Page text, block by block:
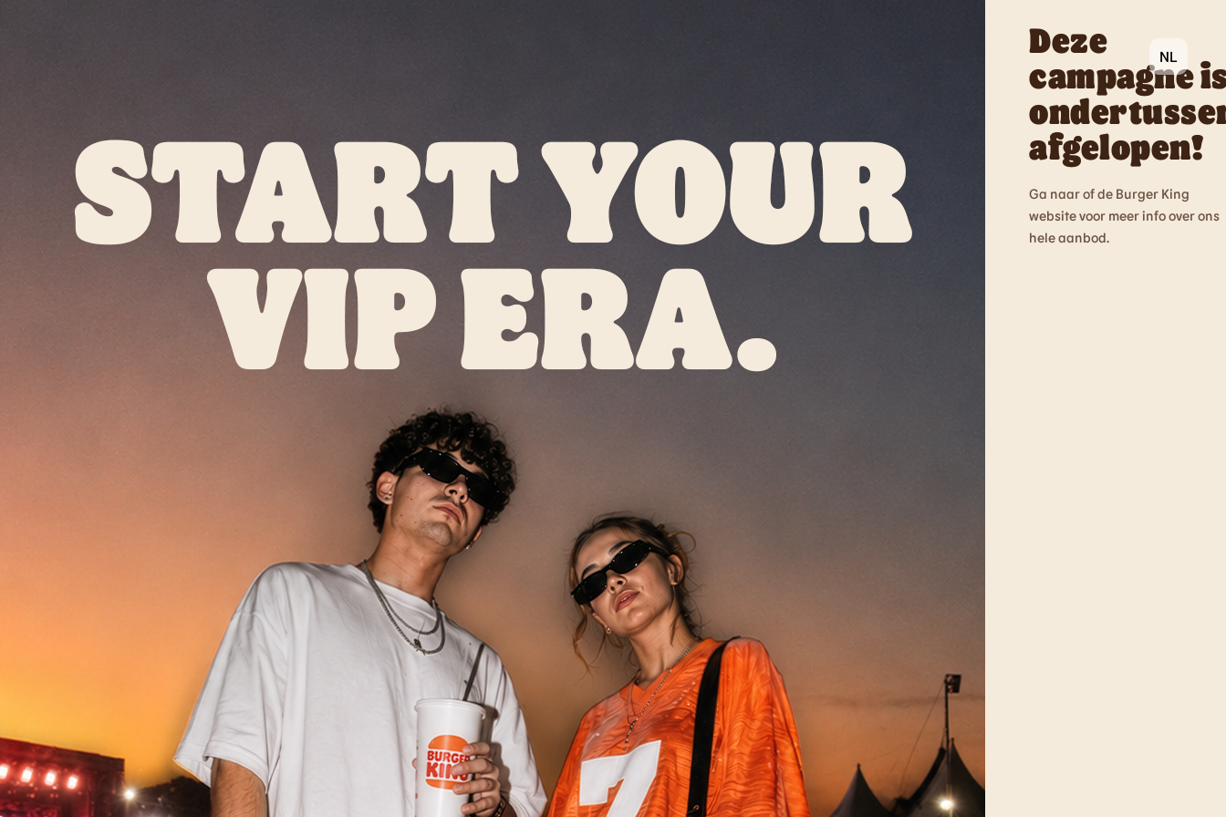
Deze
campagne
afgelopen!
Ga naar of de Burger King
website voor meer info over ons
hele aanbod.